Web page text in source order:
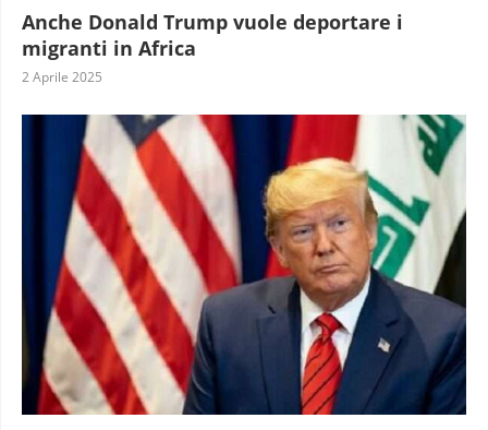
Anche Donald Trump vuole deportare i
migranti in Africa
2 Aprile 2025